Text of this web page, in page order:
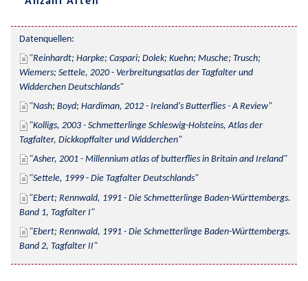
Datenquellen:
Reinhardt; Harpke; Caspari; Dolek; Kuehn; Musche; Trusch;
Wiemers; Settele, 2020 - Verbreitungsatlas der Tagfalter und
Widderchen Deutschlands
Nash; Boyd; Hardiman, 2012 - Ireland's Butterflies - A Review
Kolligs, 2003 - Schmetterlinge Schleswig-Holsteins, Atlas der
Tagfalter, Dickkopffalter und Widderchen
Asher, 2001 - Millennium atlas of butterflies in Britain and Ireland
Settele, 1999 - Die Tagfalter Deutschlands
Ebert; Rennwald, 1991 - Die Schmetterlinge Baden-Württembergs.
Band 1, Tagfalter I
Ebert; Rennwald, 1991 - Die Schmetterlinge Baden-Württembergs.
Band 2, Tagfalter II